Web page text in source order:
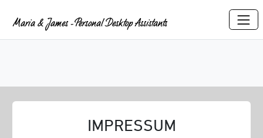
Maria & James - Personal Desktop Assistants
IMPRESSUM